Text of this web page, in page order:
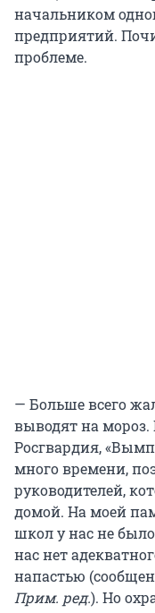
начальником
предприятий.
проблеме.
— Больше всего
выводят на мороз.
Росгвардия,
много времени,
руководителей,
домой. На моей
школ у нас не
нас нет
напастью
Прим. ред.). Но